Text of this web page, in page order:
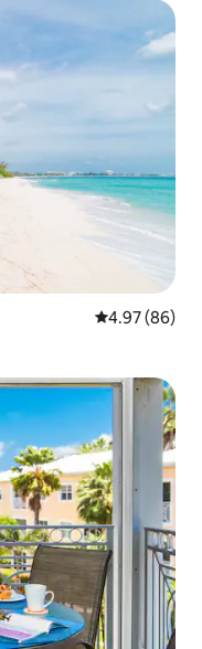
Calificación
4.97 (86)